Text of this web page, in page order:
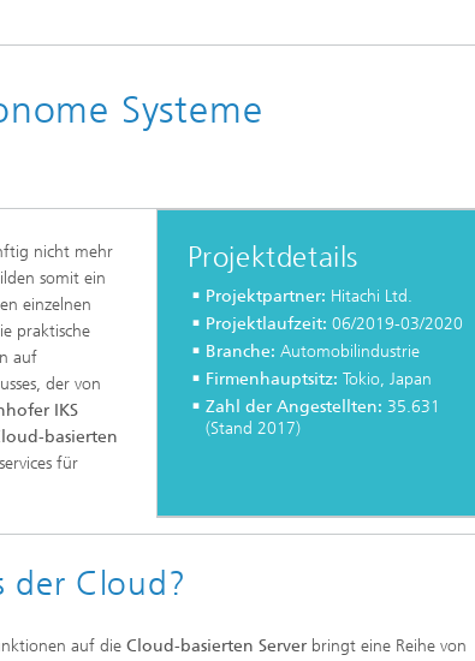
Systeme
nicht mehr
somit ein
einzelnen
praktische
auf
der von
IKS
basierten
für
Projektdetails
Projektpartner: Hitachi Ltd.
Projektlaufzeit: 06/2019-03/2020
Branche: Automobilindustrie
Firmenhauptsitz: Tokio, Japan
Zahl der Angestellten: 35.631
(Stand 2017)
der Cloud?
auf dieCloud-basierten Server bringt eine Reihe von